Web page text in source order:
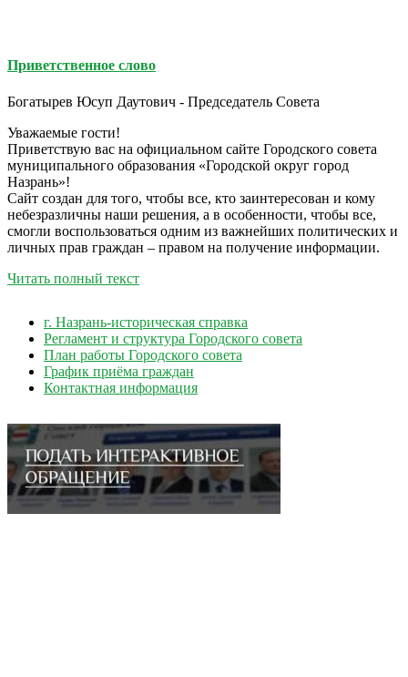
Приветственное слово
Богатырев Юсуп Даутович - Председатель Совета
Уважаемые гости!
Приветствую вас на официальном сайте Городского совета
муниципального образования «Городской округ город
Назрань»!
Сайт создан для того, чтобы все, кто заинтересован и кому
небезразличны наши решения, а в особенности, чтобы все,
смогли воспользоваться одним из важнейших политических и
личных прав граждан – правом на получение информации.
Читать полный текст
г. Назрань-историческая справка
Регламент и структура Городского совета
План работы Городского совета
График приёма граждан
Контактная информация